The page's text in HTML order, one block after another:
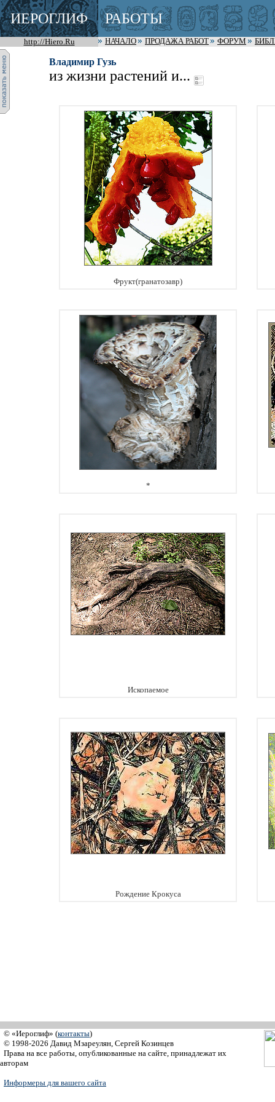
ИЕРОГЛИФ РАБОТЫ
http://Hiero.Ru НАЧАЛО ПРОДАЖА РАБОТ ФОРУМ
Владимир Гузь
из жизни растений и...
Фрукт(гранатозавр)
*
Ископаемое
Рождение Крокуса
© «Иероглиф» (контакты)
© 1998-2026 Давид Мзареулян, Сергей Козинцев
Права на все работы, опубликованные на сайте, принадлежат их
авторам
Информеры для вашего сайта